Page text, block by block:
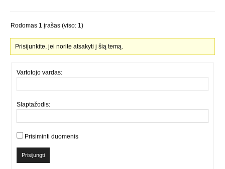
Rodomas 1 įrašas (viso: 1)
Prisijunkite, jei norite atsakyti į šią temą.
Vartotojo vardas:
Slaptažodis:
Prisiminti duomenis
Prisijungti